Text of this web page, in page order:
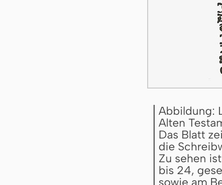
Abbildung:
Alten
Das Blatt
die
Zu sehen
bis 24,
sowie am